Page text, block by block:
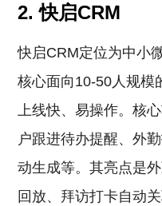
2. 快启CRM
快启CRM定位为中小
核心面向10-50人规模
上线快、易操作。核
户跟进待办提醒、外
动生成等。其亮点是
回放、拜访打卡自动